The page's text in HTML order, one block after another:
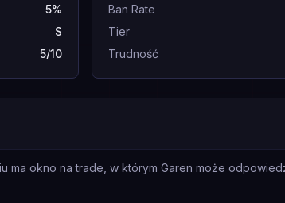
5%
S
5/10
Ban Rate
Tier
Trudność
okno na trade, w którym Garen może